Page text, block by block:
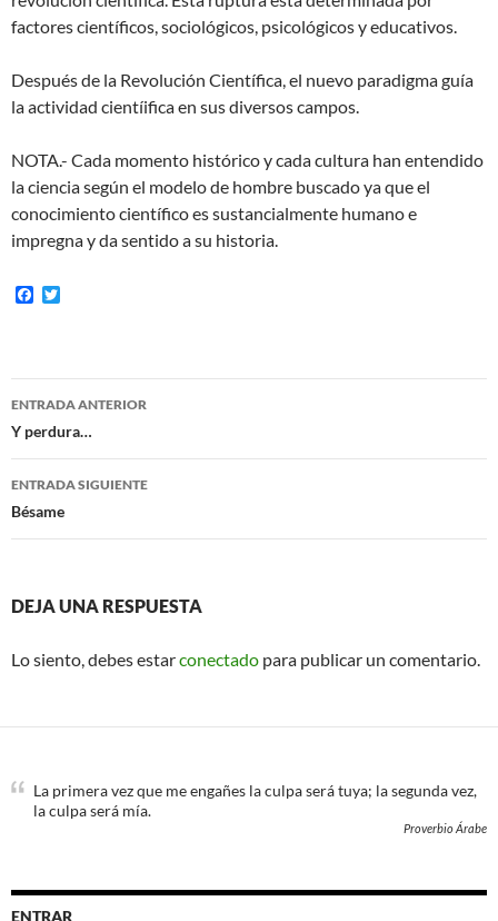
factores científicos, sociológicos, psicológicos y educativos.
Después de la Revolución Científica, el nuevo paradigma guía
la actividad cientíifica en sus diversos campos.
NOTA.- Cada momento histórico y cada cultura han entendido
la ciencia según el modelo de hombre buscado ya que el
conocimiento científico es sustancialmente humano e
impregna y da sentido a su historia.
F
o
o
e
r
Navegación
de
entradas
ENTRADA ANTERIOR
Y perdura…
ENTRADA SIGUIENTE
Bésame
DEJA UNA RESPUESTA
Lo siento, debes estarconectado para publicar un comentario.
La primera vez que me engañes la culpa será tuya; la segunda vez,
la culpa será mía.
Proverbio Árabe
ENTRAR